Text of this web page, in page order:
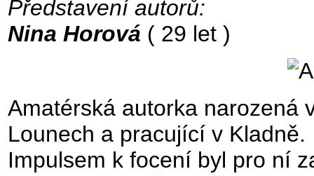
Představení autorů:
Nina Horová ( 29 let )
Amatérská autorka narozená
Lounech a pracující v Kladně.
Impulsem k focení byl pro ní